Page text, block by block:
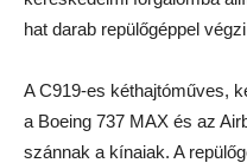
hat darab repülőgéppel
A C919-es kéthajtóműves,
a Boeing 737 MAX és az
szánnak a kínaiak. A